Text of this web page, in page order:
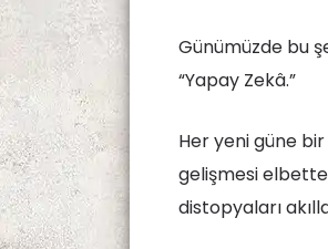
Günümüzde bu
“Yapay Zekâ.”
Her yeni güne
gelişmesi elbette
distopyaları